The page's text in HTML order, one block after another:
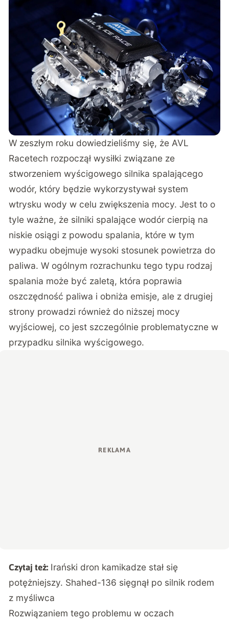
W zeszłym roku dowiedzieliśmy się, że AVL
Racetech rozpoczął wysiłki związane ze
stworzeniem wyścigowego silnika spalającego
wodór, który będzie wykorzystywał system
wtrysku wody w celu zwiększenia mocy. Jest to o
tyle ważne, że silniki spalające wodór cierpią na
niskie osiągi z powodu spalania, które w tym
wypadku obejmuje wysoki stosunek powietrza do
paliwa. W ogólnym rozrachunku tego typu rodzaj
spalania może być zaletą, która poprawia
oszczędność paliwa i obniża emisje, ale z drugiej
strony prowadzi również do niższej mocy
wyjściowej, co jest szczególnie problematyczne w
przypadku silnika wyścigowego.
Czytaj też: Irański dron kamikadze stał się
potężniejszy. Shahed-136 sięgnął po silnik rodem
z myśliwca
Rozwiązaniem tego problemu w oczach